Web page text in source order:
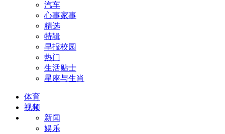
汽车
心事家事
精选
特辑
早报校园
热门
生活贴士
星座与生肖
体育
视频
新闻
娱乐